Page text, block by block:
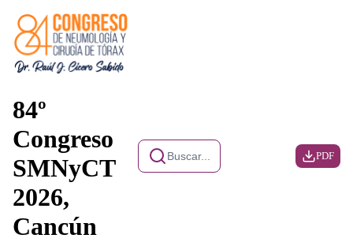
84º
Congreso
SMNyCT
2026,
Cancún
Buscar... PDF